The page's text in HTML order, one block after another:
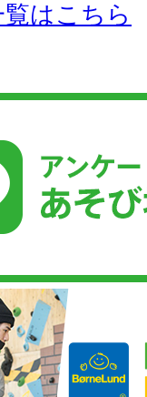
はこちら